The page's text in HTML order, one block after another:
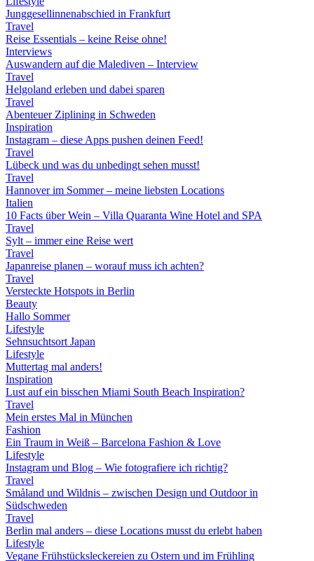
Junggesellinnenabschied in Frankfurt
Travel
Reise Essentials – keine Reise ohne!
Interviews
Auswandern auf die Malediven – Interview
Travel
Helgoland erleben und dabei sparen
Travel
Abenteuer Ziplining in Schweden
Inspiration
Instagram – diese Apps pushen deinen Feed!
Travel
Lübeck und was du unbedingt sehen musst!
Travel
Hannover im Sommer – meine liebsten Locations
Italien
10 Facts über Wein – Villa Quaranta Wine Hotel and SPA
Travel
Sylt – immer eine Reise wert
Travel
Japanreise planen – worauf muss ich achten?
Travel
Versteckte Hotspots in Berlin
Beauty
Hallo Sommer
Lifestyle
Sehnsuchtsort Japan
Lifestyle
Muttertag mal anders!
Inspiration
Lust auf ein bisschen Miami South Beach Inspiration?
Travel
Mein erstes Mal in München
Fashion
Ein Traum in Weiß – Barcelona Fashion & Love
Lifestyle
Instagram und Blog – Wie fotografiere ich richtig?
Travel
Småland und Wildnis – zwischen Design und Outdoor in
Südschweden
Travel
Berlin mal anders – diese Locations musst du erlebt haben
Lifestyle
Vegane Frühstücksleckereien zu Ostern und im Frühling